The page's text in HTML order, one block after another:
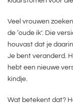
Veel vrouwen
de ‘oude ik’. Die
houvast dat je
Je bent veranderd.
hebt een nieuwe
kindje.
Wat betekent dat?